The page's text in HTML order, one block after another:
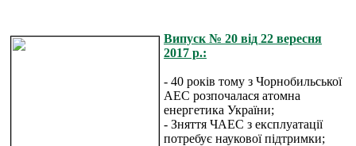
Випуск № 20 від 22 вересня
2017 р.:
- 40 років тому з Чорнобильської
АЕС розпочалася атомна
енергетика України;
- Зняття ЧАЕС з експлуатації
потребує наукової підтримки;